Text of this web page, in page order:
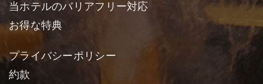
当ホテルのバリアフリー対応
お得な特典
プライバシーポリシー
約款